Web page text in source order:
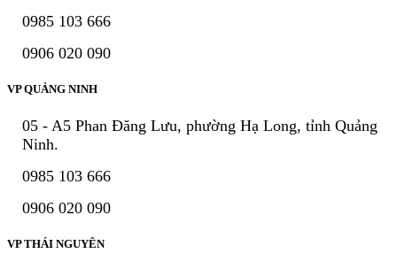
0985 103 666
0906 020 090
VP QUẢNG NINH
05 - A5 Phan Đăng Lưu, phường Hạ Long, tỉnh Quảng
Ninh.
0985 103 666
0906 020 090
VP THÁI NGUYÊN